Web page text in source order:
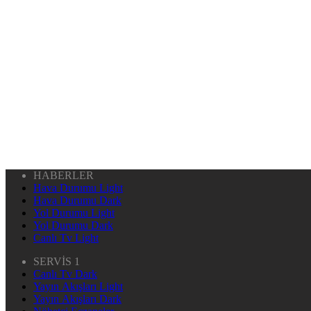
HABERLER
Hava Durumu Light
Hava Durumu Dark
Yol Durumu Light
Yol Durumu Dark
Canlı Tv Light
SERVİS 1
Canlı Tv Dark
Yayın Akışları Light
Yayın Akışları Dark